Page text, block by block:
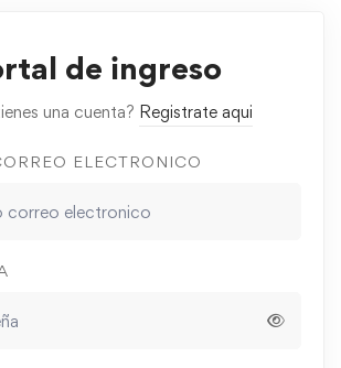
de ingreso
una cuenta? Registrate aqui
ELECTRONICO